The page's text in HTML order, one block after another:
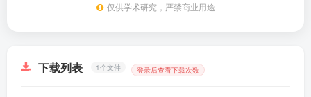
仅供学术研究，严禁商业用途
下载列表 1个文件 登录后查看下载次数